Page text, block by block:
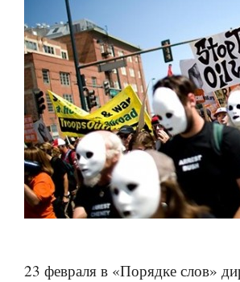
23 февраля в «Порядке слов»